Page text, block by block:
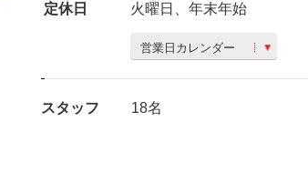
定休日 火曜日、年末年始
営業日カレンダー
スタッフ 18名